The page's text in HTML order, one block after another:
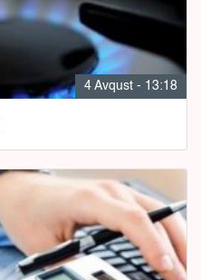
4 Avqust - 13:18